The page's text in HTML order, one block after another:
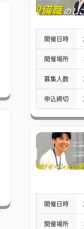
開催日時
開催場所
募集人数
申込締切
開催日時
開催場所